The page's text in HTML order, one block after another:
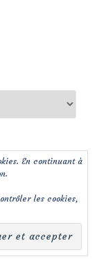
En continuant à
les cookies,